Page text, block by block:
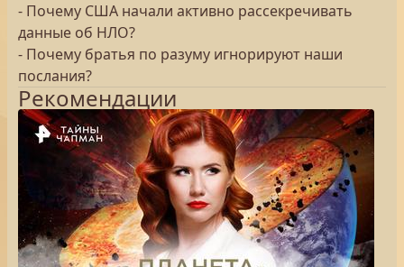
- Почему США начали активно рассекречивать
данные об НЛО?
- Почему братья по разуму игнорируют наши
послания?
Рекомендации